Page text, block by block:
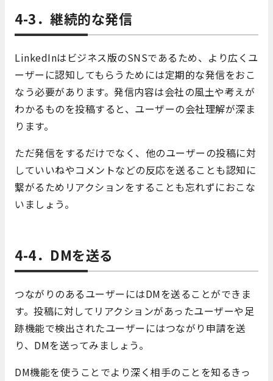
4-3．継続的な発信
LinkedInはビジネス版のSNSであるため、より広くユ
ーザーに認知してもらうためには定期的な発信をおこ
なう必要があります。発信内容は会社の風土や考えが
わかるものを投稿すると、ユーザーの会社理解が深ま
ります。
ただ発信をするだけでなく、他のユーザーの投稿に対
していいねやコメントなどの反応を送ることも認知に
繋がるためリアクションをすることも忘れずにおこな
いましょう。
4-4．DMを送る
つながりのあるユーザーにはDMを送ることができま
す。投稿に対してリアクションがあったユーザーや足
跡機能で検出されたユーザーにはつながり申請を送
り、DMを送ってみましょう。
DM機能を使うことでより深く相手のことを知るきっ